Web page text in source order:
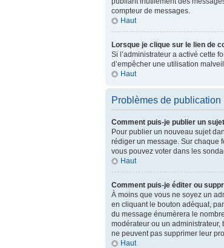
compteur de messages.
Haut
Lorsque je clique sur le lien de
Si l’administrateur a activé cette
d’empêcher une utilisation
Haut
Problèmes de publication
Comment puis-je publier un
Pour publier un nouveau sujet
rédiger un message. Sur chaque
vous pouvez voter dans les
Haut
Comment puis-je éditer ou
À moins que vous ne soyez un
en cliquant le bouton adéquat,
du message énumèrera le
modérateur ou un
ne peuvent pas supprimer leur
Haut